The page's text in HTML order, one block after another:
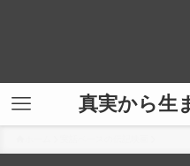
真実から生